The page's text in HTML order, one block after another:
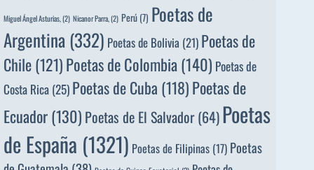
Miguel Ángel Asturias, (2) Nicanor Parra, (2) Perú (7) Poetas de
Argentina (332) Poetas de Bolivia (21) Poetas de
Chile(121)Poetas de Colombia(140) Poetas de
Costa Rica(25)Poetas de Cuba (118)Poetas de
Ecuador(130) Poetas de El Salvador(64)Poetas
de España (1321) Poetas de Filipinas (17) Poetas